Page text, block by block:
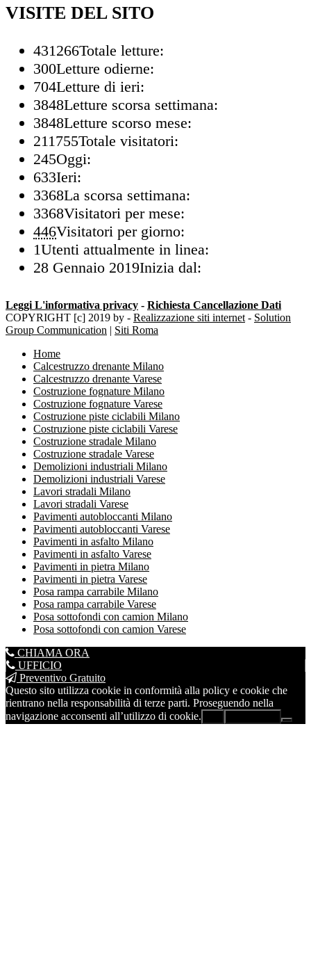
VISITE DEL SITO
431266Totale letture:
300Letture odierne:
704Letture di ieri:
3848Letture scorsa settimana:
3848Letture scorso mese:
211755Totale visitatori:
245Oggi:
633Ieri:
3368La scorsa settimana:
3368Visitatori per mese:
446Visitatori per giorno:
1Utenti attualmente in linea:
28 Gennaio 2019Inizia dal:
Leggi L'informativa privacy - Richiesta Cancellazione Dati
COPYRIGHT [c] 2019 by - Realizzazione siti internet - Solution
Group Communication | Siti Roma
Home
Calcestruzzo drenante Milano
Calcestruzzo drenante Varese
Costruzione fognature Milano
Costruzione fognature Varese
Costruzione piste ciclabili Milano
Costruzione piste ciclabili Varese
Costruzione stradale Milano
Costruzione stradale Varese
Demolizioni industriali Milano
Demolizioni industriali Varese
Lavori stradali Milano
Lavori stradali Varese
Pavimenti autobloccanti Milano
Pavimenti autobloccanti Varese
Pavimenti in asfalto Milano
Pavimenti in asfalto Varese
Pavimenti in pietra Milano
Pavimenti in pietra Varese
Posa rampa carrabile Milano
Posa rampa carrabile Varese
Posa sottofondi con camion Milano
Posa sottofondi con camion Varese
CHIAMA ORA
UFFICIO
Preventivo Gratuito
Questo sito utilizza cookie in conformità alla policy e cookie che
rientrano nella responsabilità di terze parti. Proseguendo nella
navigazione acconsenti all’utilizzo di cookie.